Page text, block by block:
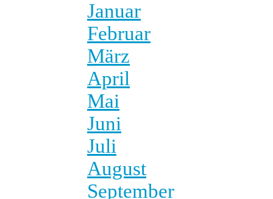
Januar
Februar
März
April
Mai
Juni
Juli
August
September